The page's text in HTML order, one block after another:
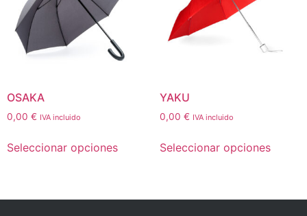
OSAKA
0,00 € IVA incluido
Seleccionar opciones
YAKU
0,00 € IVA incluido
Seleccionar opciones